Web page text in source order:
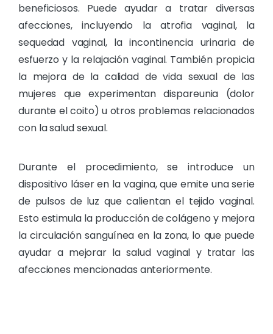
beneficiosos. Puede ayudar a tratar diversas
afecciones, incluyendo la atrofia vaginal, la
sequedad vaginal, la incontinencia urinaria de
esfuerzo y la relajación vaginal. También propicia
la mejora de la calidad de vida sexual de las
mujeres que experimentan dispareunia (dolor
durante el coito) u otros problemas relacionados
con la salud sexual.
Durante el procedimiento, se introduce un
dispositivo láser en la vagina, que emite una serie
de pulsos de luz que calientan el tejido vaginal.
Esto estimula la producción de colágeno y mejora
la circulación sanguínea en la zona, lo que puede
ayudar a mejorar la salud vaginal y tratar las
afecciones mencionadas anteriormente.